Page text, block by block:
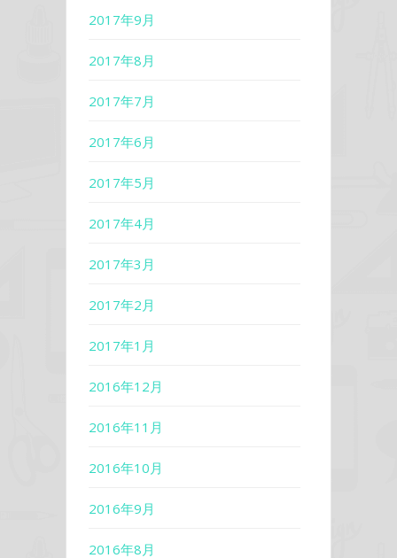
2017年9月
2017年8月
2017年7月
2017年6月
2017年5月
2017年4月
2017年3月
2017年2月
2017年1月
2016年12月
2016年11月
2016年10月
2016年9月
2016年8月